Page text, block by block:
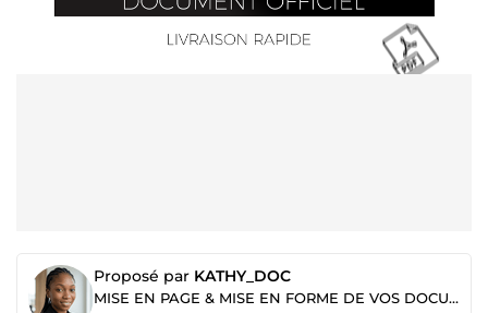
Proposé par KATHY_DOC
MISE EN PAGE & MISE EN FORME DE VOS DOCUMENTS